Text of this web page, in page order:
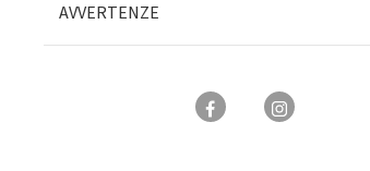
AVVERTENZE